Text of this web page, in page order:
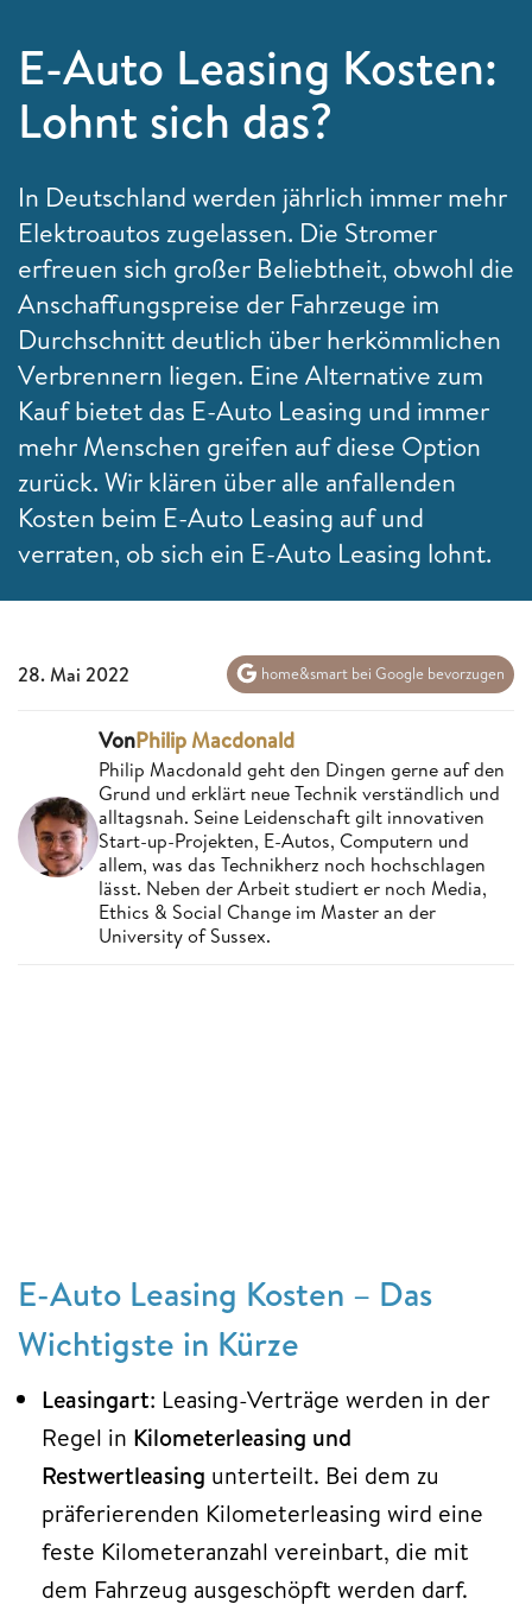
E-Auto Leasing Kosten:
Lohnt sich das?
In Deutschland werden jährlich immer mehr
Elektroautos zugelassen. Die Stromer
erfreuen sich großer Beliebtheit, obwohl die
Anschaffungspreise der Fahrzeuge im
Durchschnitt deutlich über herkömmlichen
Verbrennern liegen. Eine Alternative zum
Kauf bietet das E-Auto Leasing und immer
mehr Menschen greifen auf diese Option
zurück. Wir klären über alle anfallenden
Kosten beim E-Auto Leasing auf und
verraten, ob sich ein E-Auto Leasing lohnt.
28. Mai 2022 home&smart bei Google bevorzugen
VonPhilip Macdonald
Philip Macdonald geht den Dingen gerne auf den
Grund und erklärt neue Technik verständlich und
alltagsnah. Seine Leidenschaft gilt innovativen
Start-up-Projekten, E-Autos, Computern und
allem, was das Technikherz noch hochschlagen
lässt. Neben der Arbeit studiert er noch Media,
Ethics & Social Change im Master an der
University of Sussex.
E-Auto Leasing Kosten – Das
Wichtigste in Kürze
Leasingart: Leasing-Verträge werden in der
Regel in Kilometerleasing und
Restwertleasing unterteilt. Bei dem zu
präferierenden Kilometerleasing wird eine
feste Kilometeranzahl vereinbart, die mit
dem Fahrzeug ausgeschöpft werden darf.